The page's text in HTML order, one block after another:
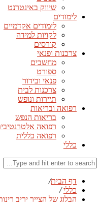
שיווק באינטרנט
לימודים
לימודים אקדמיים
לקויות למידה
קורסים
צרכנות ופנאי
מחשבים
ספורט
פנאי ובידור
צרכנות לבית
תיירות ונופש
רפואה ובריאות
בריאות הנפש
רפואה
רפואה כללית
כללי
דף הבית/
כללי /
הבלוג של הצייר יריב